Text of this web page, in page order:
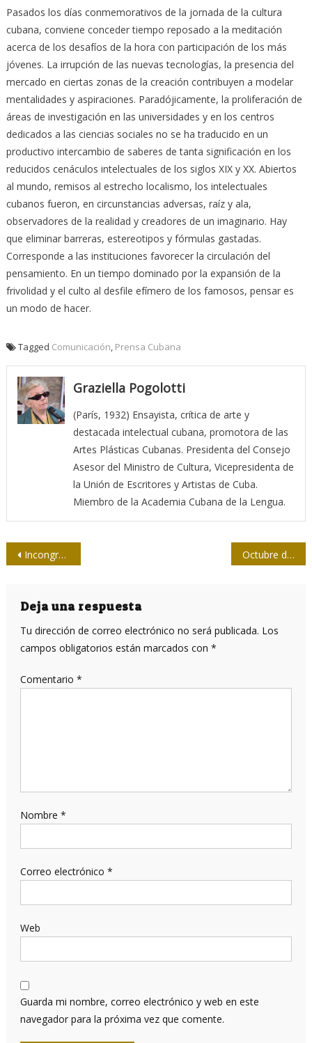
Pasados los días conmemorativos de la jornada de la cultura
cubana, conviene conceder tiempo reposado a la meditación
acerca de los desafíos de la hora con participación de los más
jóvenes. La irrupción de las nuevas tecnologías, la presencia del
mercado en ciertas zonas de la creación contribuyen a modelar
mentalidades y aspiraciones. Paradójicamente, la proliferación de
áreas de investigación en las universidades y en los centros
dedicados a las ciencias sociales no se ha traducido en un
productivo intercambio de saberes de tanta significación en los
reducidos cenáculos intelectuales de los siglos XIX y XX. Abiertos
al mundo, remisos al estrecho localismo, los intelectuales
cubanos fueron, en circunstancias adversas, raíz y ala,
observadores de la realidad y creadores de un imaginario. Hay
que eliminar barreras, estereotipos y fórmulas gastadas.
Corresponde a las instituciones favorecer la circulación del
pensamiento. En un tiempo dominado por la expansión de la
frivolidad y el culto al desfile efímero de los famosos, pensar es
un modo de hacer.
Tagged Comunicación, Prensa Cubana
Graziella Pogolotti
(París, 1932) Ensayista, crítica de arte y
destacada intelectual cubana, promotora de las
Artes Plásticas Cubanas. Presidenta del Consejo
Asesor del Ministro de Cultura, Vicepresidenta de
la Unión de Escritores y Artistas de Cuba.
Miembro de la Academia Cubana de la Lengua.
Navegación
entradas
Incongruencias del ataque acústico: ¿Por qué no es creíble el Maine Sónico contra Cuba? Octubre de 1917
Deja una respuesta
Tu dirección de correo electrónico no será publicada. Los
campos obligatorios están marcados con *
Comentario *
Nombre *
Correo electrónico *
Web
Guarda mi nombre, correo electrónico y web en este
navegador para la próxima vez que comente.